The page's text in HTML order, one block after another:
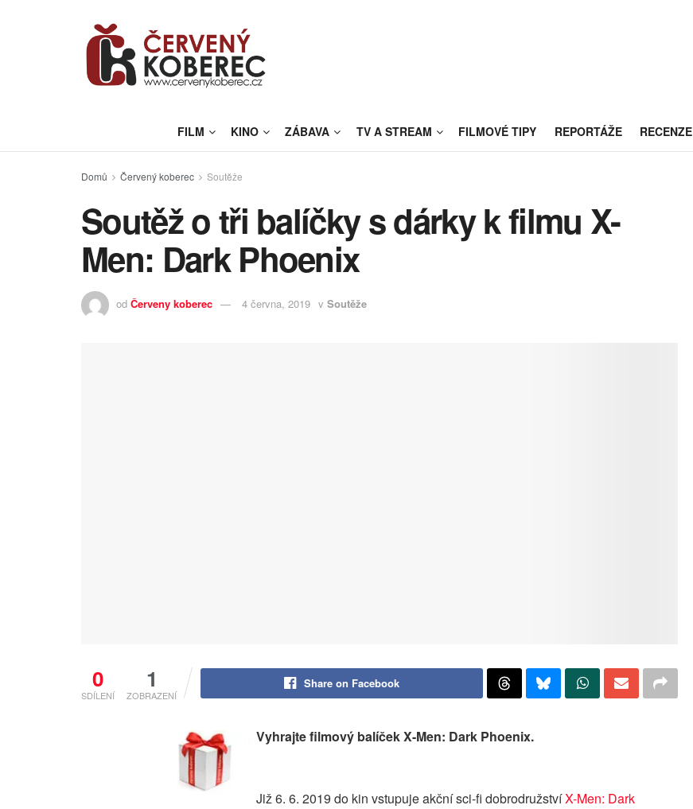
FILM KINO ZÁBAVA TV A STREAM FILMOVÉ TIPY REPORTÁŽE RECENZE
Domů Červený koberec Soutěže
Soutěž o tři balíčky s dárky k filmu X-
Men: Dark Phoenix
od Červeny koberec 4 června, 2019 v Soutěže
0
SDÍLENÍ
1
ZOBRAZENÍ
Share on Facebook
Vyhrajte filmový balíček X-Men: Dark Phoenix.
Již 6. 6. 2019 do kin vstupuje akční sci-fi dobrodružstvíX-Men: Dark